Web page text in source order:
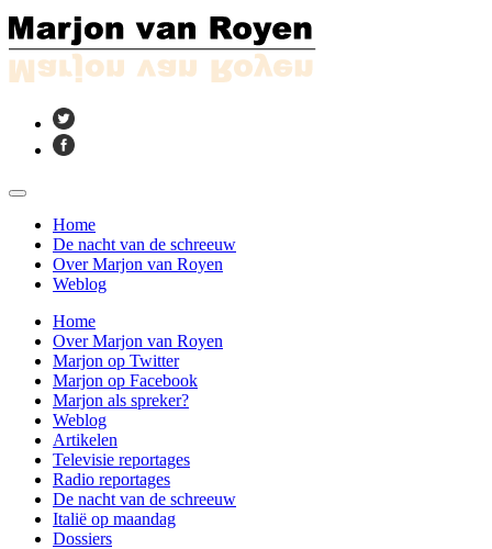
Home
De nacht van de schreeuw
Over Marjon van Royen
Weblog
Home
Over Marjon van Royen
Marjon op Twitter
Marjon op Facebook
Marjon als spreker?
Weblog
Artikelen
Televisie reportages
Radio reportages
De nacht van de schreeuw
Italië op maandag
Dossiers